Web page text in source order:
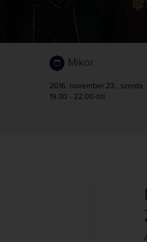
Mikor
2016. november 23., szerda
19.30 - 22.00-tól